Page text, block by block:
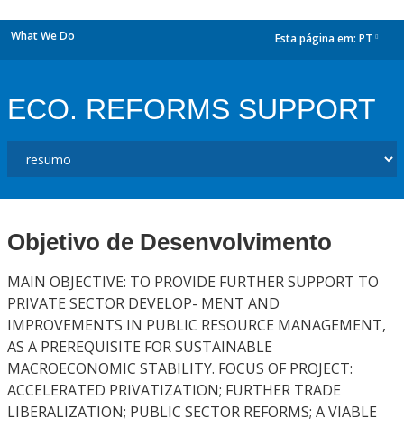
What We Do Esta página em: PT
ECO. REFORMS SUPPORT
Objetivo de Desenvolvimento
MAIN OBJECTIVE: TO PROVIDE FURTHER SUPPORT TO
PRIVATE SECTOR DEVELOP- MENT AND
IMPROVEMENTS IN PUBLIC RESOURCE MANAGEMENT,
AS A PREREQUISITE FOR SUSTAINABLE
MACROECONOMIC STABILITY. FOCUS OF PROJECT:
ACCELERATED PRIVATIZATION; FURTHER TRADE
LIBERALIZATION; PUBLIC SECTOR REFORMS; A VIABLE